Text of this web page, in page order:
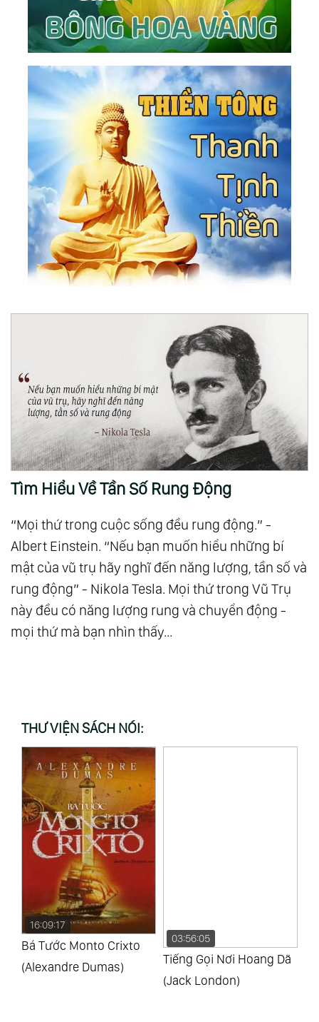
Tìm Hiểu Về Tần Số Rung Động
“Mọi thứ trong cuộc sống đều rung động.” -
Albert Einstein. “Nếu bạn muốn hiểu những bí
mật của vũ trụ hãy nghĩ đến năng lượng, tần số và
rung động” - Nikola Tesla. Mọi thứ trong Vũ Trụ
này đều có năng lượng rung và chuyển động -
mọi thứ mà bạn nhìn thấy...
THƯ VIỆN SÁCH NÓI:
16:09:17
Bá Tước Monto Crixto
(Alexandre Dumas)
Tiếng Gọi Nơi Hoang Dã
(Jack London)